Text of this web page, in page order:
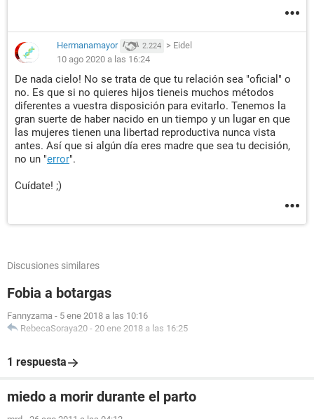
Hermanamayor 2.224 > Eidel
10 ago 2020 a las 16:24
De nada cielo! No se trata de que tu relación sea "oficial" o
no. Es que si no quieres hijos tieneis muchos métodos
diferentes a vuestra disposición para evitarlo. Tenemos la
gran suerte de haber nacido en un tiempo y un lugar en que
las mujeres tienen una libertad reproductiva nunca vista
antes. Así que si algún día eres madre que sea tu decisión,
no un "error".
Cuídate! ;)
Discusiones similares
Fobia a botargas
Fannyzama - 5 ene 2018 a las 10:16
RebecaSoraya20 - 20 ene 2018 a las 16:25
1 respuesta
miedo a morir durante el parto